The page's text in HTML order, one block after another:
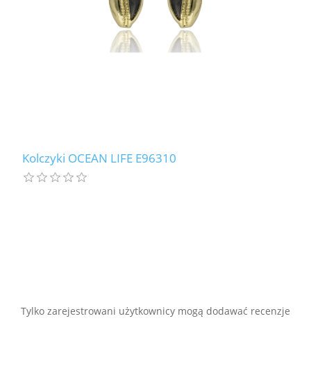
Kolczyki OCEAN LIFE E96310
Tylko zarejestrowani użytkownicy mogą dodawać recenzje